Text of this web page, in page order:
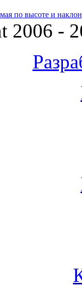
по высоте и
2006 -